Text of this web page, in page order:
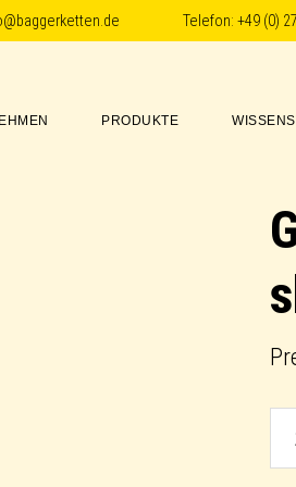
Telefon: +49 (0)
PRODUKTE